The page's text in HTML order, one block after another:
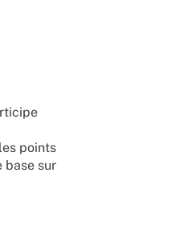
points
base sur